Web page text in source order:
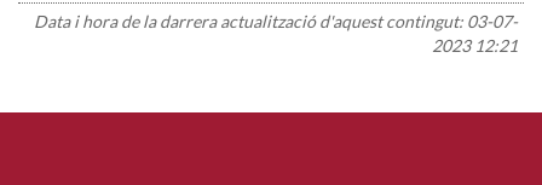
Data i hora de la darrera actualització d'aquest contingut: 03-07-
2023 12:21